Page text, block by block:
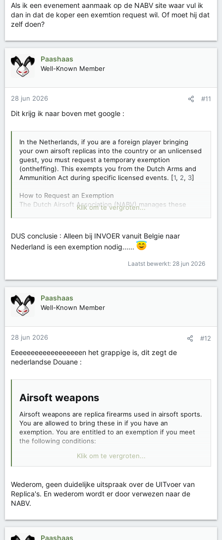
e
n
:
Als ik een evenement aanmaak op de NABV site waar vul ik
dan in dat de koper een exemtion request wil. Of moet hij dat
zelf doen?
Paashaas
Well-Known Member
28 jun 2026 #11
Dit krijg ik naar boven met google :
In the Netherlands, if you are a foreign player bringing
your own airsoft replicas into the country or an unlicensed
guest, you must request a temporary exemption
(ontheffing). This exempts you from the Dutch Arms and
Ammunition Act during specific licensed events. [1, 2, 3]
How to Request an Exemption
The Dutch Airsoft Association (NABV) manages these
exemptions. Follow these steps to secure yours: [
create a personal account (if you are a guest, you
can also link to the NABV member bringing you).
plan to attend on the NABV calendar or the
Apply:Use the "Request Exemption" option
Klik om te vergroten...
DUS conclusie : Alleen bij INVOER vanuit Belgie naar
Nederland is een exemption nodig......
Laatst bewerkt: 28 jun 2026
Paashaas
Well-Known Member
28 jun 2026 #12
Eeeeeeeeeeeeeeeeeen het grappige is, dit zegt de
nederlandse Douane :
Airsoft weapons​
Airsoft weapons are replica firearms used in airsoft sports.
You are allowed to bring these in if you have an
exemption. You are entitled to an exemption if you meet
the following conditions:
You are a member of a recognised airsoft
You can show your membership card of this
association.
For more information, visit the website of the
Nederlandse Airsoft Belangen Vereniging(Dutch
Airsoft Association, only available in Dutch).
Klik om te vergroten...
Wederom, geen duidelijke uitspraak over de UITvoer van
Replica's. En wederom wordt er door verwezen naar de
NABV.
Paashaas